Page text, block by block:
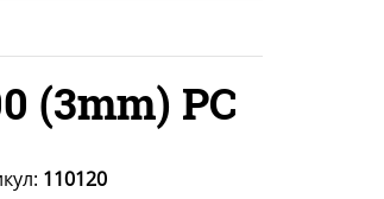
(3mm) PC
110120